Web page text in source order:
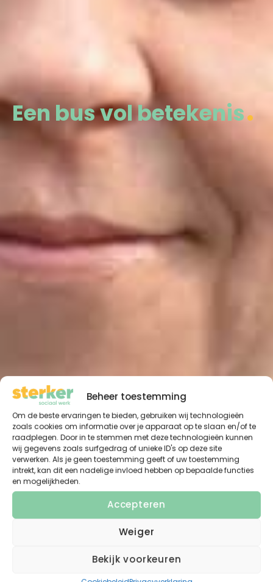
Beheer toestemming
Om de beste ervaringen te bieden, gebruiken wij technologieën
zoals cookies om informatie over je apparaat op te slaan en/of te
raadplegen. Door in te stemmen met deze technologieën kunnen
wij gegevens zoals surfgedrag of unieke ID's op deze site
verwerken. Als je geen toestemming geeft of uw toestemming
intrekt, kan dit een nadelige invloed hebben op bepaalde functies
en mogelijkheden.
Accepteren
Weiger
Bekijk voorkeuren
Een bus vol betekenis